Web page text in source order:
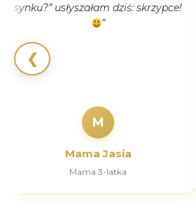
❮
synku?” usłyszałam dziś: skrzypce!
”
M
Mama Jasia
Mama 3-latka